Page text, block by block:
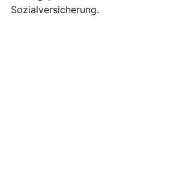
Sozialversicherung.